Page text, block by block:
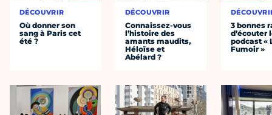
DÉCOUVRIR
Où donner son
sang à Paris cet
été ?
DÉCOUVRIR
Connaissez-vous
l’histoire des
amants maudits,
Héloïse et
Abélard ?
3 bonnes
d’écouter
podcast «
Fumoir »